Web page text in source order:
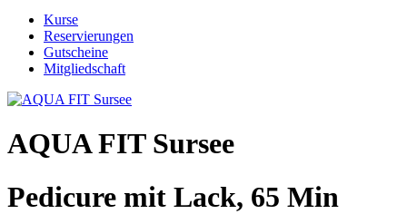
Kurse
Reservierungen
Gutscheine
Mitgliedschaft
AQUA FIT Sursee
Pedicure mit Lack, 65 Min